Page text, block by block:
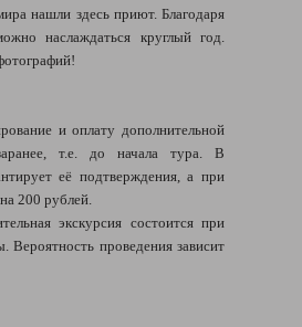
нашли здесь приют. Благодаря
наслаждаться круглый год.
и оплату дополнительной
т.е. до начала тура. В
её подтверждения, а при
200 рублей.
экскурсия состоится при
проведения зависит